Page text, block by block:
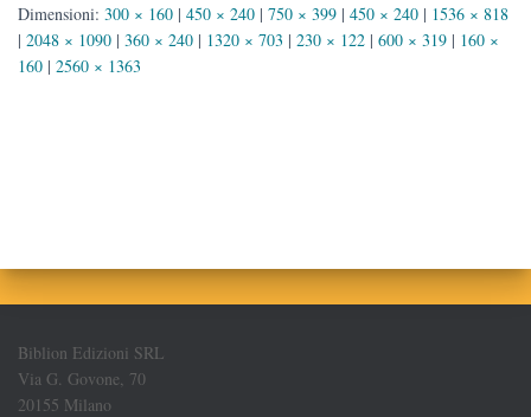
Dimensioni: 300 × 160 | 450 × 240 | 750 × 399 | 450 × 240 | 1536 × 818
| 2048 × 1090 | 360 × 240 | 1320 × 703 | 230 × 122 | 600 × 319 | 160 ×
160 | 2560 × 1363
Biblion Edizioni SRL
Via G. Govone, 70
20155 Milano